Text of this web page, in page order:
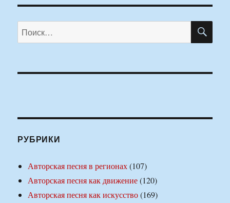
Искать:
РУБРИКИ
Авторская песня в регионах(107)
Авторская песня как движение(120)
Авторская песня как искусство(169)